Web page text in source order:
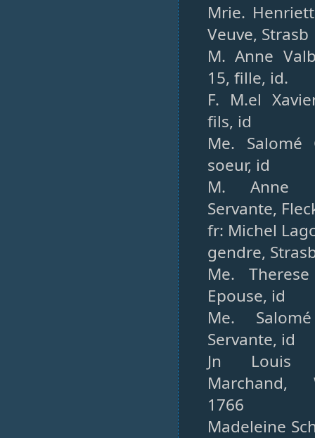
Mrie.
Veuve, Strasb
M. Anne
15, fille, id.
F. M.el
fils, id
Me. Salomé
soeur, id
M. Anne
Servante,
fr: Michel
gendre,
Me.
Epouse, id
Me.
Servante, id
Jn Louis
Marchand,
1766
Madeleine